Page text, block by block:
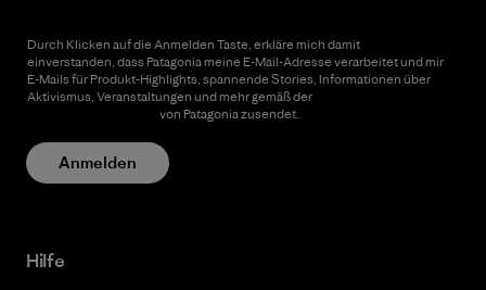
Durch Klicken auf die Anmelden Taste, erkläre mich damit
einverstanden, dass Patagonia meine E-Mail-Adresse verarbeitet und mir
E-Mails für Produkt-Highlights, spannende Stories, Informationen über
Aktivismus, Veranstaltungen und mehr gemäß der
von Patagonia zusendet.
Anmelden
Hilfe